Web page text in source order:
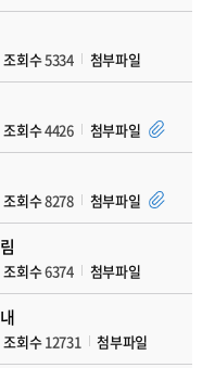
조회수5334 첨부파일
조회수4426 첨부파일
조회수8278 첨부파일
조회수6374 첨부파일
조회수12731 첨부파일